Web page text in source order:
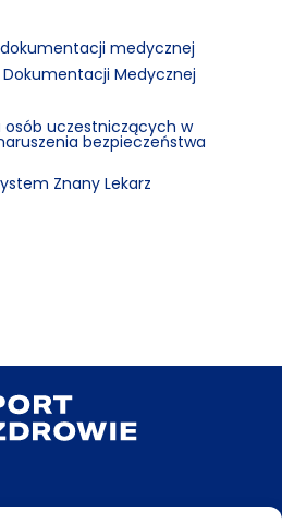
medycznej
Medycznej
uczestniczących w
bezpieczeństwa
Znany Lekarz